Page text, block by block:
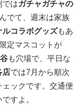
ではガチャガチャの
でて、週末は家族
ルコラボグッズもあ
定マスコットが
も穴場で、平日な
店では7月から順次
ックです。交通便
すよ。